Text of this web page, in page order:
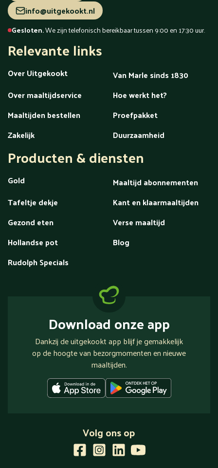
info@uitgekookt.nl
Gesloten.We zijn telefonisch bereikbaar tussen 9:00 en 17:30 uur.
Relevante links
Over Uitgekookt
Van Marle sinds 1830
Over maaltijdservice
Hoe werkt het?
Maaltijden bestellen
Proefpakket
Zakelijk
Duurzaamheid
Producten & diensten
Gold
Maaltijd abonnementen
Tafeltje dekje
Kant en klaarmaaltijden
Gezond eten
Verse maaltijd
Hollandse pot
Blog
Rudolph Specials
Download onze app
Dankzij de uitgekookt app blijf je gemakkelijk
op de hoogte van bezorgmomenten en nieuwe
maaltijden.
Volg ons op